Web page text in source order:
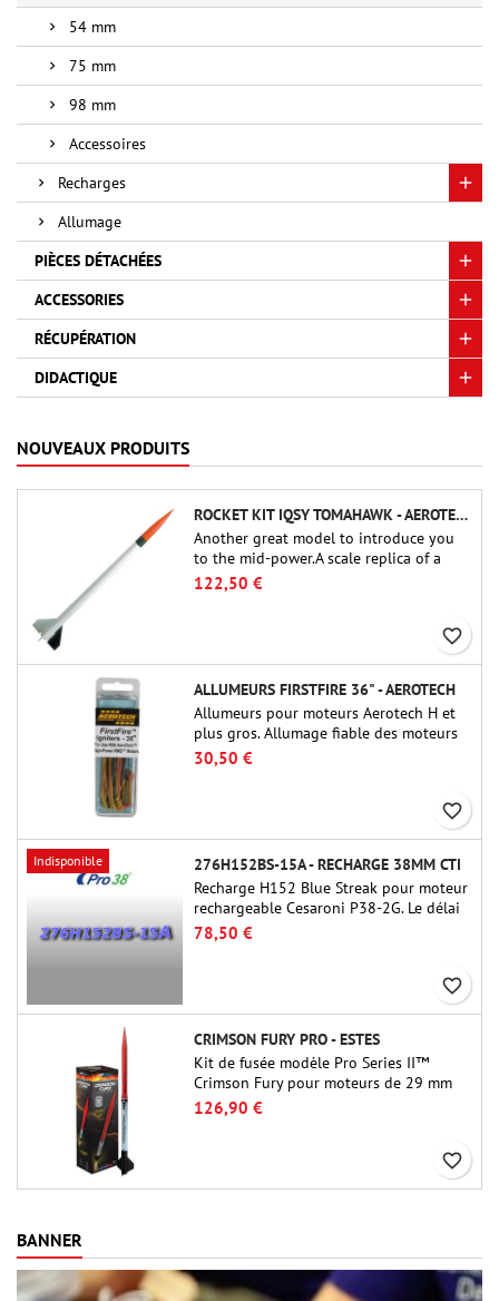
54 mm
75 mm
98 mm
Accessoires
Recharges
Allumage
PIÈCES DÉTACHÉES
ACCESSORIES
RÉCUPÉRATION
DIDACTIQUE
NOUVEAUX PRODUITS
ROCKET KIT IQSY TOMAHAWK - AEROTECH
Another great model to introduce you
to the mid-power.A scale replica of a
famous sounding rocket, small in size
and peefect to move to higher-level kits.
122,50 €
favorite_border
ALLUMEURS FIRSTFIRE 36" - AEROTECH
Allumeurs pour moteurs Aerotech H et
plus gros. Allumage fiable des moteurs
jusqu'à 91 cm de longu
30,50 €
favorite_border
Indisponible
276H152BS-15A - RECHARGE 38MM CTI
Recharge H152 Blue Streak pour moteur
rechargeable Cesaroni P38-2G. Le délai
de 15 secondes est réglable via l'outil
ProDAT 38
78,50 €
favorite_border
CRIMSON FURY PRO - ESTES
Kit de fusée modèle Pro Series II™
Crimson Fury pour moteurs de 29 mm
de type E, F et G. Conçu pour les
fuséologues confirmés, le Crimson Fury
126,90 €
favorite_border
BANNER